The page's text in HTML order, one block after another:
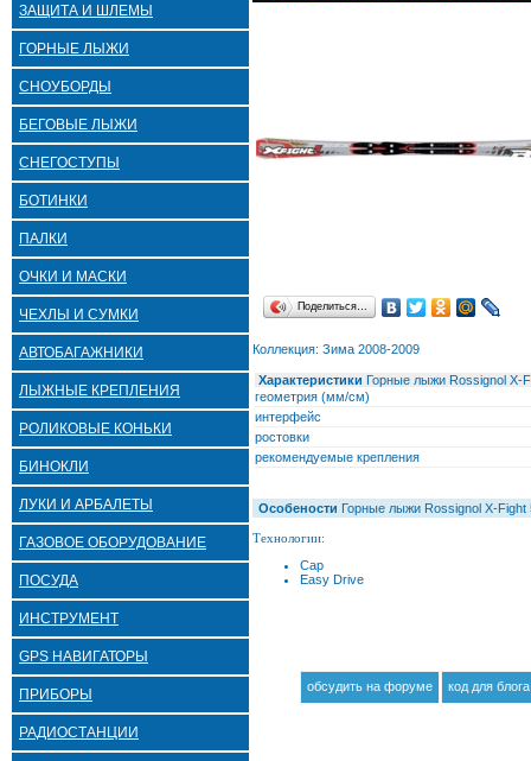
ЗАЩИТА И ШЛЕМЫ
ГОРНЫЕ ЛЫЖИ
СНОУБОРДЫ
БЕГОВЫЕ ЛЫЖИ
СНЕГОСТУПЫ
БОТИНКИ
ПАЛКИ
ОЧКИ И МАСКИ
ЧЕХЛЫ И СУМКИ
АВТОБАГАЖНИКИ
ЛЫЖНЫЕ КРЕПЛЕНИЯ
РОЛИКОВЫЕ КОНЬКИ
БИНОКЛИ
ЛУКИ И АРБАЛЕТЫ
ГАЗОВОЕ ОБОРУДОВАНИЕ
ПОСУДА
ИНСТРУМЕНТ
GPS НАВИГАТОРЫ
ПРИБОРЫ
РАДИОСТАНЦИИ
Поделиться…
Коллекция: Зима 2008-2009
Характеристики Горные лыжи Rossignol X-
геометрия (мм/см)
интерфейс
ростовки
рекомендуемые крепления
Особености Горные лыжи Rossignol X-Fight
Технологии:
Cap
Easy Drive
обсудить на форуме код для блога